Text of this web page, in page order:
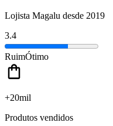
Lojista Magalu desde 2019
3.4
RuimÓtimo
+20mil
Produtos vendidos